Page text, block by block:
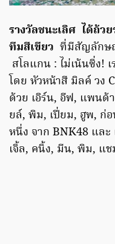
รางวัลชนะเลิศ ได้ถ้ว
ทีมสีเขียว ที่มีสัญลักษ
สโลแกน : ไม่เน้นซิ่ง!
โดย หัวหน้าสี มิลค์ วง
ด้วย เอิร์น, อีฟ, แพนด้
ยล์, พิม, เปี่ยม, ฮูพ, ก่อ
หนึ่ง จาก BNK48 และ
เจิ้ล, คนิ้ง, มีน, พิม, แช